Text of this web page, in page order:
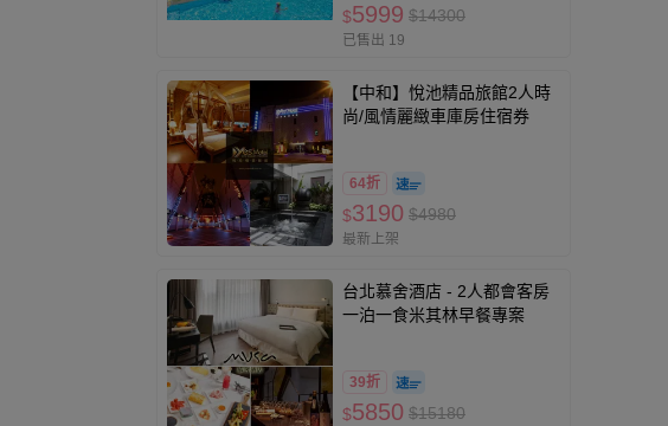
$5999 $14300
已售出 19
【中和】悅池精品旅館2人時
尚/風情麗緻車庫房住宿券
64折
$3190 $4980
最新上架
台北慕舍酒店 - 2人都會客房
一泊一食米其林早餐專案
39折
$5850 $15180